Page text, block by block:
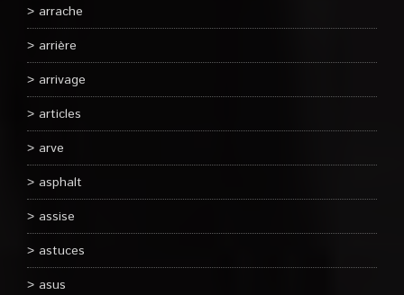
arrache
arrière
arrivage
articles
arve
asphalt
assise
astuces
asus